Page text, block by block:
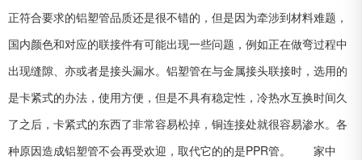
正符合要求的铝塑管品质还是很不错的，但是因为牵涉到材料难题，
国内颜色和对应的联接件有可能出现一些问题，例如正在做弯过程中
出现缝隙、亦或者是接头漏水。铝塑管在与金属接头联接时，选用的
是卡紧式的办法，使用方便，但是不具有稳定性，冷热水互换时间久
了之后，卡紧式的东西了非常容易松掉，铜连接处就很容易渗水。各
种原因造成铝塑管不会再受欢迎，取代它的的是PPR管。 家中